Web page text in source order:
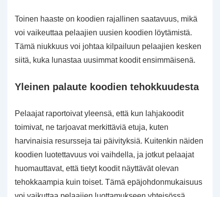
Toinen haaste on koodien rajallinen saatavuus, mikä
voi vaikeuttaa pelaajien uusien koodien löytämistä.
Tämä niukkuus voi johtaa kilpailuun pelaajien kesken
siitä, kuka lunastaa uusimmat koodit ensimmäisenä.
Yleinen palaute koodien tehokkuudesta
Pelaajat raportoivat yleensä, että kun lahjakoodit
toimivat, ne tarjoavat merkittäviä etuja, kuten
harvinaisia resursseja tai päivityksiä. Kuitenkin näiden
koodien luotettavuus voi vaihdella, ja jotkut pelaajat
huomauttavat, että tietyt koodit näyttävät olevan
tehokkaampia kuin toiset. Tämä epäjohdonmukaisuus